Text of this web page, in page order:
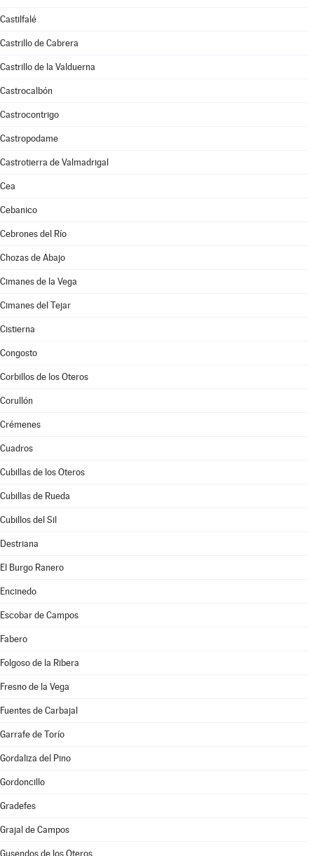
Castilfalé
Castrillo de Cabrera
Castrillo de la Valduerna
Castrocalbón
Castrocontrigo
Castropodame
Castrotierra de Valmadrigal
Cea
Cebanico
Cebrones del Río
Chozas de Abajo
Cimanes de la Vega
Cimanes del Tejar
Cistierna
Congosto
Corbillos de los Oteros
Corullón
Crémenes
Cuadros
Cubillas de los Oteros
Cubillas de Rueda
Cubillos del Sil
Destriana
El Burgo Ranero
Encinedo
Escobar de Campos
Fabero
Folgoso de la Ribera
Fresno de la Vega
Fuentes de Carbajal
Garrafe de Torío
Gordaliza del Pino
Gordoncillo
Gradefes
Grajal de Campos
Gusendos de los Oteros